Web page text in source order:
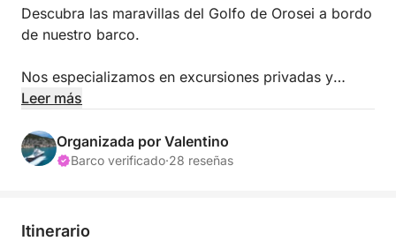
Descubra las maravillas del Golfo de Orosei a bordo
de nuestro barco.
Nos especializamos en excursiones privadas y
exclusivas de día completo.
Hemos decidido ofrecer únicamente excursiones
exclusivas para que nuestros clientes disfruten
Máximo 6 pasajeros.
Leer más
Organizada por Valentino
Barco verificado·28 reseñas
Itinerario